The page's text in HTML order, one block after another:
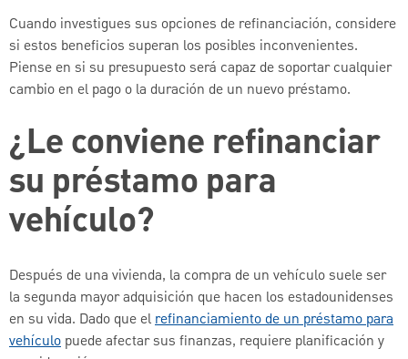
Cuando investigues sus opciones de refinanciación, considere
si estos beneficios superan los posibles inconvenientes.
Piense en si su presupuesto será capaz de soportar cualquier
cambio en el pago o la duración de un nuevo préstamo.
¿Le conviene refinanciar
su préstamo para
vehículo?
Después de una vivienda, la compra de un vehículo suele ser
la segunda mayor adquisición que hacen los estadounidenses
en su vida. Dado que elrefinanciamiento de un préstamo para
vehículo puede afectar sus finanzas, requiere planificación y